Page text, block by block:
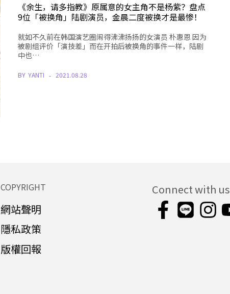
《余生，请多指教》原属意的女主角不是杨紫？盘点
9位「被换角」陆剧演员，金晨二度被换才是最惨！
就如不久前在韩国演艺圈闹得沸沸扬扬的女演员 朴惠恩 因为
被剧组评价「演技差」而在开拍后被换角的事件一样，陆剧
中也…
BY YANTI 2021.08.28
COPYRIGHT
網站聲明
隱私政策
版權回報
Connect with us